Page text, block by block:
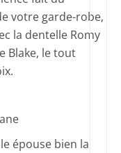
votre garde-robe,
la dentelle Romy
Blake, le tout
épouse bien la